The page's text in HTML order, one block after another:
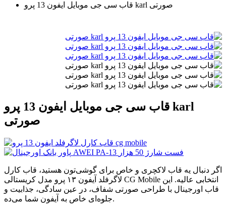
قاب سی جی موبایل ایفون 13 پرو karl صورتی
قاب سی جی موبایل ایفون 13 پرو karl
صورتی
اگر دنبال یه قاب لاکچری و خاص برای گوشی‌تون هستید، قاب کارل
لاگرفلد آیفون ۱۳ پرو مدل کریستالی CG Mobile انتخابی عالیه. این
قاب اورجینال با طراحی صورتی شفاف، در عین سادگی، جذابیت و
جلوه‌ای خاص به آیفون شما می‌ده.